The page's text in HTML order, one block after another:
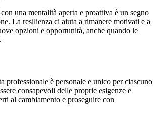
una mentalità aperta e proattiva è un segno
La resilienza ci aiuta a rimanere motivati e a
opzioni e opportunità, anche quando le
professionale è personale e unico per ciascuno
consapevoli delle proprie esigenze e
al cambiamento e proseguire con